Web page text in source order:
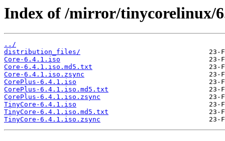
Index of /mirror/tinycorelinux/
../
distribution_files/
Core-6.4.1.iso
Core-6.4.1.iso.md5.txt
Core-6.4.1.iso.zsync
CorePlus-6.4.1.iso
CorePlus-6.4.1.iso.md5.txt
CorePlus-6.4.1.iso.zsync
TinyCore-6.4.1.iso
TinyCore-6.4.1.iso.md5.txt
TinyCore-6.4.1.iso.zsync